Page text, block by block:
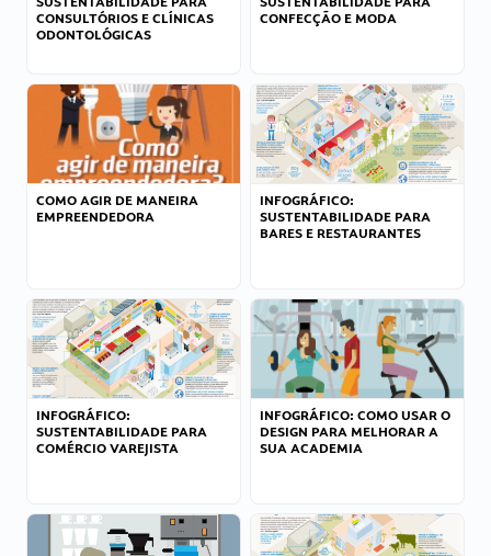
CONSULTÓRIOS E CLÍNICAS
ODONTOLÓGICAS
CONFECÇÃO E MODA
COMO AGIR DE MANEIRA
EMPREENDEDORA
INFOGRÁFICO:
SUSTENTABILIDADE PARA
BARES E RESTAURANTES
INFOGRÁFICO:
SUSTENTABILIDADE PARA
COMÉRCIO VAREJISTA
INFOGRÁFICO: COMO USAR O
DESIGN PARA MELHORAR A
SUA ACADEMIA